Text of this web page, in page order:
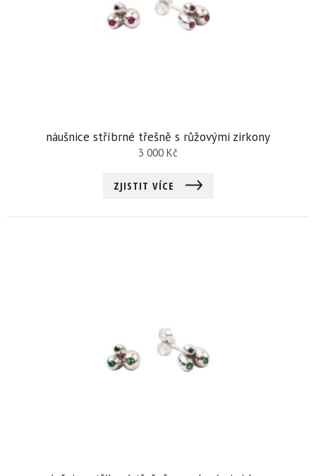
náušnice stříbrné třešně s růžovými zirkony
3 000 Kč
ZJISTIT VÍCE